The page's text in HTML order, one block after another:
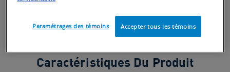
Caractéristiques Du Produit
Paramétrages des témoins Accepter tous les témoins